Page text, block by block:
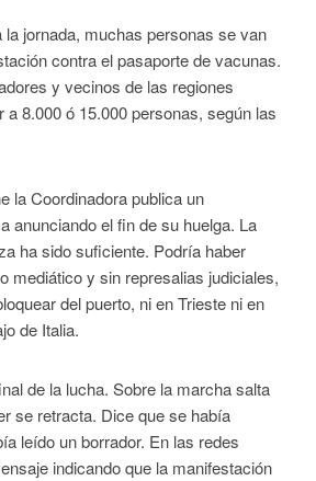
jornada, muchas personas se van
contra el pasaporte de vacunas.
y vecinos de las regiones
8.000 ó 15.000 personas, según las
la Coordinadora publica un
anunciando el fin de su huelga. La
ha sido suficiente. Podría haber
mediático y sin represalias judiciales,
del puerto, ni en Trieste ni en
de Italia.
de la lucha. Sobre la marcha salta
se retracta. Dice que se había
leído un borrador. En las redes
indicando que la manifestación